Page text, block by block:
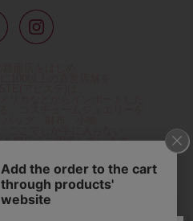
を幅広くご用意しています。
い商品を取り揃え、
ビなどメディア着用商品、
紹介するコンテンツ、
や独自のポイント還元
ビスをご提供。
リーや時計、小物などで、